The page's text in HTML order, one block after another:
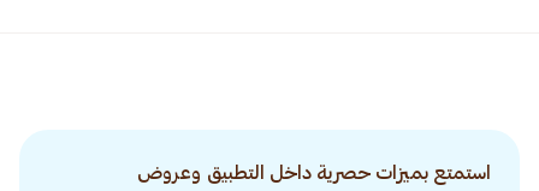
استمتع بميزات حصرية داخل التطبيق وعروض